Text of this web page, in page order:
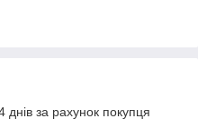
за рахунок покупця